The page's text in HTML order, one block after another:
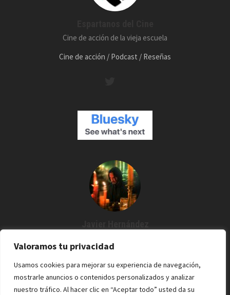
Valoramos tu privacidad
Usamos cookies para mejorar su experiencia de navegación,
mostrarle anuncios o contenidos personalizados y analizar
nuestro tráfico. Al hacer clic en “Aceptar todo” usted da su
Cine de acción de la vieja escuela
Cine de acción / Podcast / Reseñas
Javier Hernández
entonces estoy por aquí. Cine / Rock /Pixel.